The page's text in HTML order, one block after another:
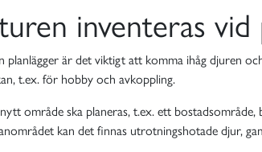
inventeras vid
planlägger är det viktigt att komma ihåg djuren
t.ex. för hobby och avkoppling.
område ska planeras, t.ex. ett
kan det finnas utrotningshotade djur,